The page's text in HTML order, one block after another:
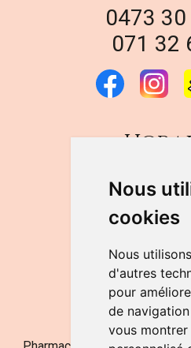
Nous
cookies
Nous
d'autres
pour
de
vous montrer
0473
071 32
DU LUNDI AU
de 9h à 12h30
LE
de 9h à
NOUS